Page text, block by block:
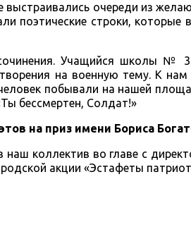
очереди из
поэтические строки,
сочинения. Учащийся школы №
на военную тему. К
побывали на нашей
бессмертен, Солдат!»
на приз имени Бориса
коллектив во главе с
акции «Эстафеты